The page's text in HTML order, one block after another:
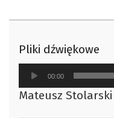
Pliki dźwiękowe
Odtwarzacz
plików
dźwiękowych
00:00
Mateusz Stolarski